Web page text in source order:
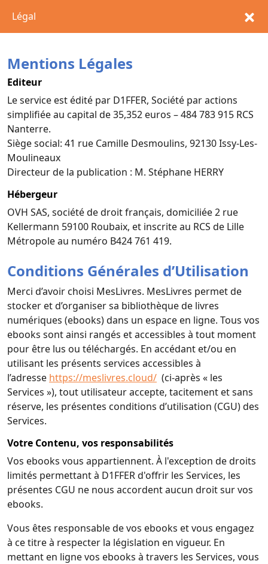
Légal
Mentions Légales
Editeur
Le service est édité par D1FFER, Société par actions
simplifiée au capital de 35,352 euros – 484 783 915 RCS
Nanterre.
Siège social: 41 rue Camille Desmoulins, 92130 Issy-Les-
Moulineaux
Directeur de la publication : M. Stéphane HERRY
Hébergeur
OVH SAS, société de droit français, domiciliée 2 rue
Kellermann 59100 Roubaix, et inscrite au RCS de Lille
Métropole au numéro B424 761 419.
Conditions Générales d’Utilisation
Merci d’avoir choisi MesLivres. MesLivres permet de
stocker et d’organiser sa bibliothèque de livres
numériques (ebooks) dans un espace en ligne. Tous vos
ebooks sont ainsi rangés et accessibles à tout moment
pour être lus ou téléchargés. En accédant et/ou en
utilisant les présents services accessibles à
l’adresse https://meslivres.cloud/ (ci-après « les
Services »), tout utilisateur accepte, tacitement et sans
réserve, les présentes conditions d’utilisation (CGU) des
Services.
Votre Contenu, vos responsabilités
Vos ebooks vous appartiennent. À l'exception de droits
limités permettant à D1FFER d'offrir les Services, les
présentes CGU ne nous accordent aucun droit sur vos
ebooks.
Vous êtes responsable de vos ebooks et vous engagez
à ce titre à respecter la législation en vigueur. En
mettant en ligne vos ebooks à travers les Services, vous